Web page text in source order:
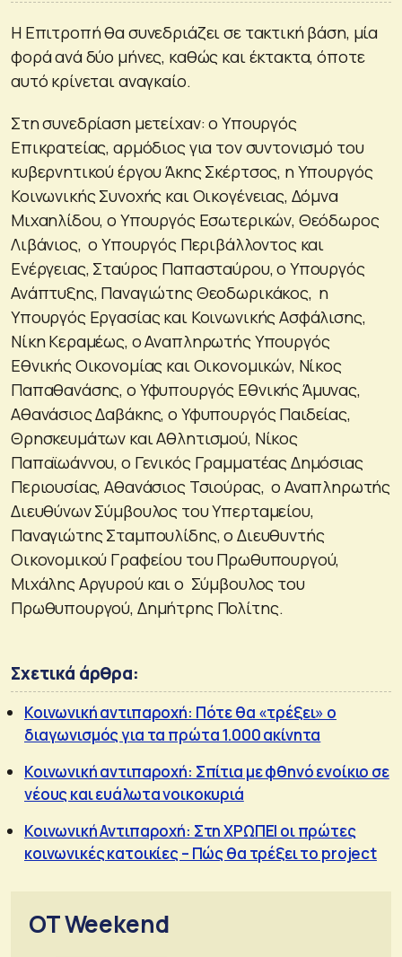
Η Επιτροπή θα συνεδριάζει σε τακτική βάση, μία
φορά ανά δύο μήνες, καθώς και έκτακτα, όποτε
αυτό κρίνεται αναγκαίο.
Στη συνεδρίαση μετείχαν: ο Υπουργός
Επικρατείας, αρμόδιος για τον συντονισμό του
κυβερνητικού έργου Άκης Σκέρτσος, η Υπουργός
Κοινωνικής Συνοχής και Οικογένειας, Δόμνα
Μιχαηλίδου, ο Υπουργός Εσωτερικών, Θεόδωρος
Λιβάνιος, ο Υπουργός Περιβάλλοντος και
Ενέργειας, Σταύρος Παπασταύρου, ο Υπουργός
Ανάπτυξης, Παναγιώτης Θεοδωρικάκος, η
Υπουργός Εργασίας και Κοινωνικής Ασφάλισης,
Νίκη Κεραμέως, ο Αναπληρωτής Υπουργός
Εθνικής Οικονομίας και Οικονομικών, Νίκος
Παπαθανάσης, ο Υφυπουργός Εθνικής Άμυνας,
Αθανάσιος Δαβάκης, ο Υφυπουργός Παιδείας,
Θρησκευμάτων και Αθλητισμού, Νίκος
Παπαϊωάννου, ο Γενικός Γραμματέας Δημόσιας
Περιουσίας, Αθανάσιος Τσιούρας, ο Αναπληρωτής
Διευθύνων Σύμβουλος του Υπερταμείου,
Παναγιώτης Σταμπουλίδης, ο Διευθυντής
Οικονομικού Γραφείου του Πρωθυπουργού,
Μιχάλης Αργυρού και ο Σύμβουλος του
Πρωθυπουργού, Δημήτρης Πολίτης.
Σχετικά άρθρα:
Κοινωνική αντιπαροχή: Πότε θα «τρέξει» ο
διαγωνισμός για τα πρώτα 1.000 ακίνητα
Κοινωνική αντιπαροχή: Σπίτια με φθηνό ενοίκιο σε
νέους και ευάλωτα νοικοκυριά
Κοινωνική Αντιπαροχή: Στη ΧΡΩΠΕΙ οι πρώτες
κοινωνικές κατοικίες – Πώς θα τρέξει το project
OT Weekend